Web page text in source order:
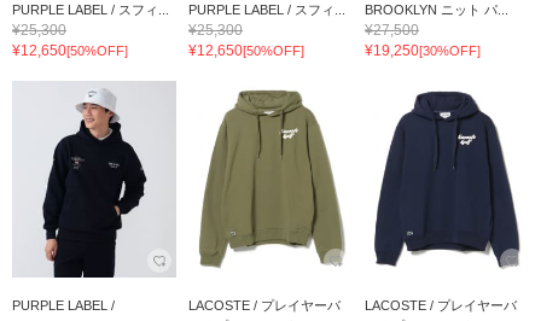
PURPLE LABEL / スフィ...
¥25,300
¥12,650[50%OFF]
PURPLE LABEL / スフィ...
¥25,300
¥12,650[50%OFF]
BROOKLYN ニット パ...
¥27,500
¥19,250[30%OFF]
PURPLE LABEL /
LACOSTE / プレイヤーバ
LACOSTE / プレイヤーバ